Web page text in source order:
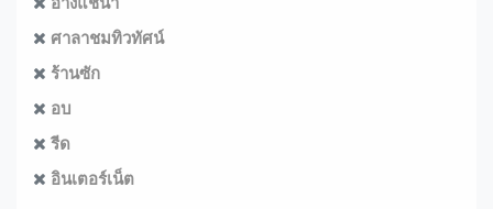
ศาลาชมทิวทัศน์
ร้านซัก
อบ
รีด
อินเตอร์เน็ต